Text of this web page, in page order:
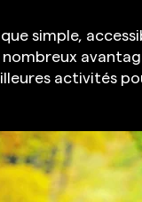
simple,
nombreux
activités